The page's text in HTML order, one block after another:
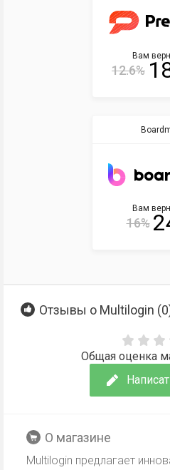
Вам
12.6%
Вам
16%
Отзывы о Multilogin (0
Общая оценка
О магазине
Multilogin предлагает